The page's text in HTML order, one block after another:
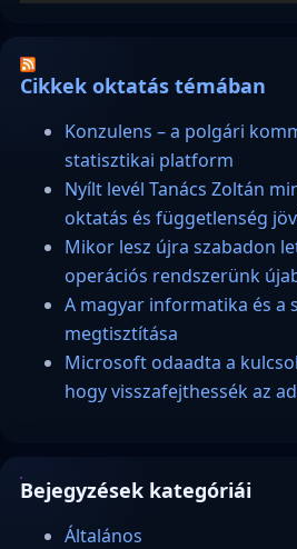
Cikkek oktatás témában
Konzulens – a polgári
statisztikai platform
Nyílt levél Tanács Zoltán
oktatás és függetlenség
Mikor lesz újra szabadon
operációs rendszerünk
A magyar informatika és a
megtisztítása
Microsoft odaadta a
hogy visszafejthessék az
Bejegyzések kategóriái
Általános